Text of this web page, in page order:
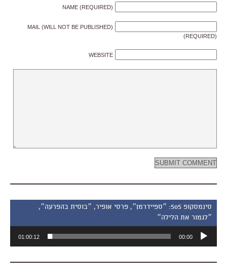
NAME (REQUIRED)
MAIL (WILL NOT BE PUBLISHED)
(REQUIRED)
WEBSITE
סינמסקופ 505: ״ספיידרמן״, פרסי אופיר, ״בוסית בהפרעה״,
״לגמור את הלילה״
אודיו
00:00
01:00:12